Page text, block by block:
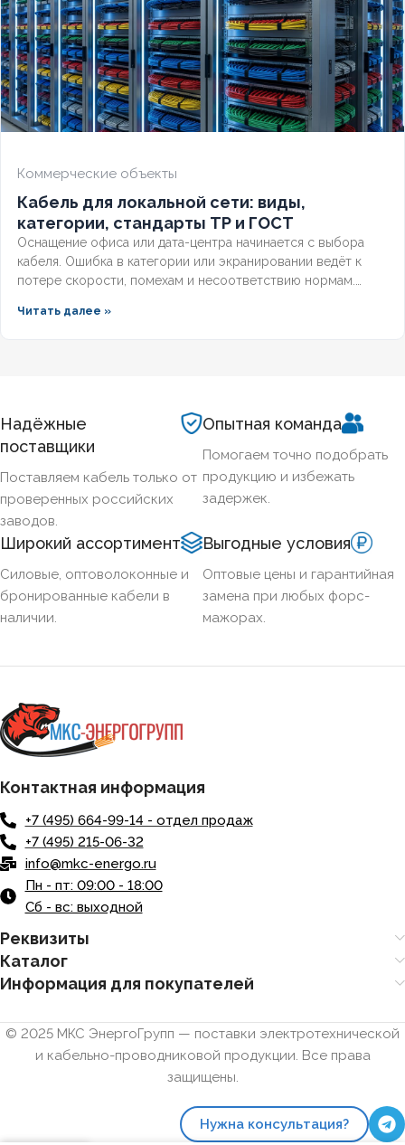
Коммерческие объекты
Кабель для локальной сети: виды,
категории, стандарты ТР и ГОСТ
Оснащение офиса или дата-центра начинается с выбора
кабеля. Ошибка в категории или экранировании ведёт к
потере скорости, помехам и несоответствию нормам.
какие категории поддерживает гигабит и 10G, и как
Читать далее »
Надёжные
поставщики
Поставляем кабель только от
проверенных российских
заводов.
Опытная команда
Помогаем точно подобрать
продукцию и избежать
задержек.
Широкий ассортимент
Силовые, оптоволоконные и
бронированные кабели в
наличии.
Выгодные условия
Оптовые цены и гарантийная
замена при любых форс-
мажорах.
Контактная информация
+7 (495) 664-99-14 - отдел продаж
+7 (495) 215-06-32
info@mkc-energo.ru
Пн - пт: 09:00 - 18:00
Сб - вс: выходной
Реквизиты
Каталог
Информация для покупателей
© 2025 МКС ЭнергоГрупп — поставки электротехнической
и кабельно-проводниковой продукции. Все права
защищены.
Нужна консультация?